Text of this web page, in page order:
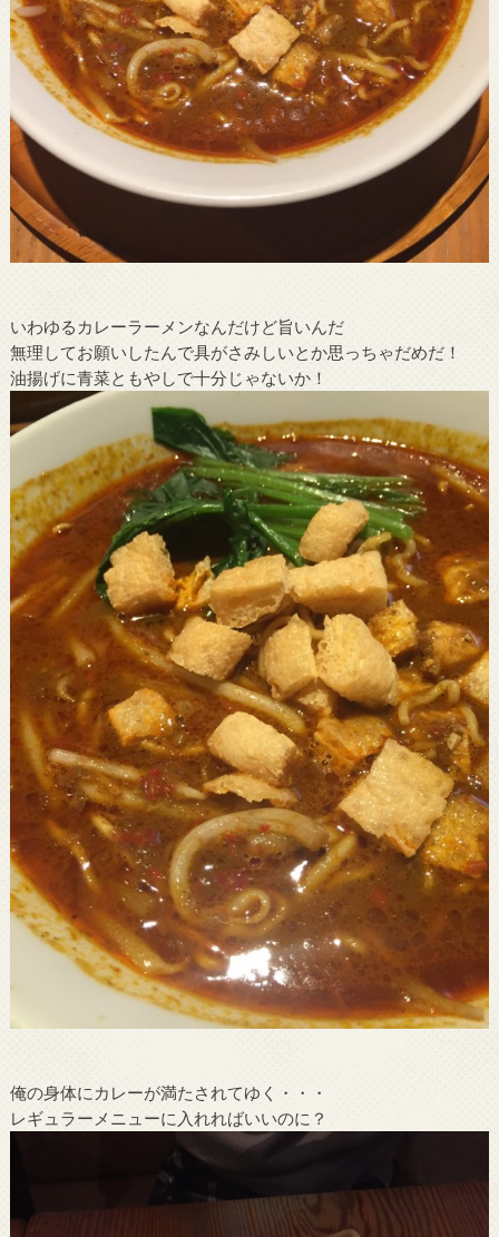
いわゆるカレーラーメンなんだけど旨いんだ
無理してお願いしたんで具がさみしいとか思っちゃだめだ！
油揚げに青菜ともやしで十分じゃないか！
俺の身体にカレーが満たされてゆく・・・
レギュラーメニューに入れればいいのに？